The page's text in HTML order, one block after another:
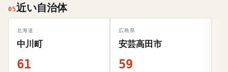
05近い自治体
北海道
中川町
61
広島県
安芸高田市
59